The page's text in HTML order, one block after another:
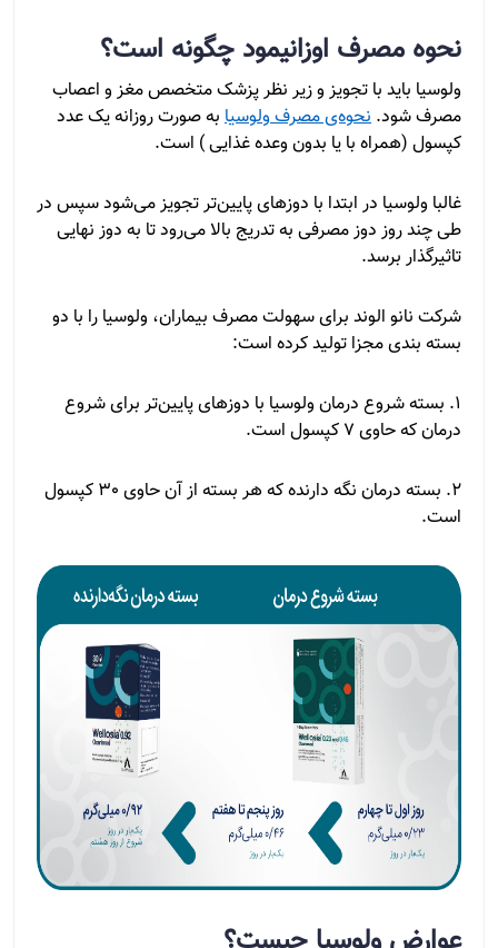
نحوه مصرف اوزانیمود چگونه است؟
ولوسیا باید با تجویز و زیر نظر پزشک متخصص مغز و اعصاب
مصرف شود. نحوه‌ی مصرف ولوسیا به صورت روزانه یک عدد
کپسول (همراه با یا بدون وعده غذایی ) است.
غالبا ولوسیا در ابتدا با دوزهای پایین‌تر تجویز می‌شود سپس در
طی چند روز دوز مصرفی به تدریج بالا می‌رود تا به دوز نهایی
تاثیرگذار برسد.
شرکت نانو الوند برای سهولت مصرف بیماران، ولوسیا را با دو
بسته بندی مجزا تولید کرده است:
1. بسته شروع درمان ولوسیا با دوزهای پایین‌تر برای شروع
درمان که حاوی 7 کپسول است.
2. بسته درمان نگه دارنده که هر بسته‌‎ از آن حاوی 30 کپسول
است.